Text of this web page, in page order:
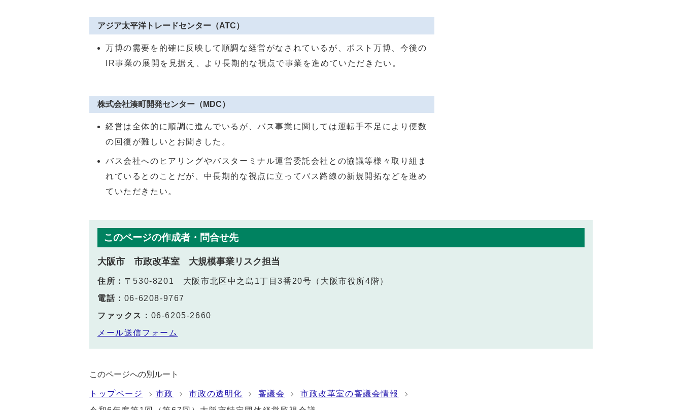
アジア太平洋トレードセンター（ATC）
万博の需要を的確に反映して順調な経営がなされているが、ポスト万博、今後の
IR事業の展開を見据え、より長期的な視点で事業を進めていただきたい。
株式会社湊町開発センター（MDC）
経営は全体的に順調に進んでいるが、バス事業に関しては運転手不足により便数
の回復が難しいとお聞きした。
バス会社へのヒアリングやバスターミナル運営委託会社との協議等様々取り組ま
れているとのことだが、中長期的な視点に立ってバス路線の新規開拓などを進め
ていただきたい。
このページの作成者・問合せ先
大阪市 市政改革室 大規模事業リスク担当
住所： 〒530-8201 大阪市北区中之島1丁目3番20号（大阪市役所4階）
電話： 06-6208-9767
ファックス： 06-6205-2660
メール送信フォーム
このページへの別ルート
トップページ 市政 市政の透明化 審議会
市政改革室の審議会情報